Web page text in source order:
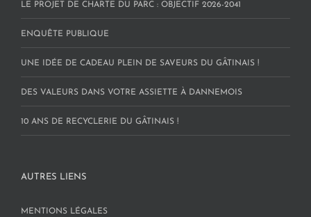
LE PROJET DE CHARTE DU PARC : OBJECTIF 2026-2041
ENQUÊTE PUBLIQUE
UNE IDÉE DE CADEAU PLEIN DE SAVEURS DU GÂTINAIS !
DES VALEURS DANS VOTRE ASSIETTE À DANNEMOIS
10 ANS DE RECYCLERIE DU GÂTINAIS !
AUTRES LIENS
MENTIONS LÉGALES